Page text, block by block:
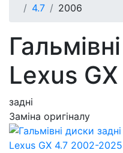
4.7
2006
Lexus
задні
Заміна оригіналу